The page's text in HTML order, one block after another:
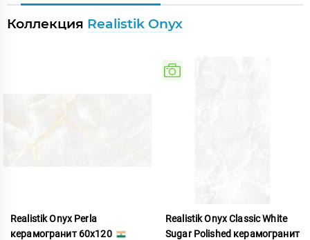
Коллекция Realistik Onyx
Realistik Onyx Perla
керамогранит 60x120
Realistik Onyx Classic White
Sugar Polished керамогранит